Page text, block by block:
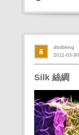
Silk 絲綢
2011-03-30
dbdbking